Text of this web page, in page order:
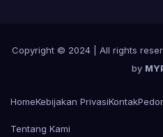
Copyright © 2024 | All rights
by
HomeKebijakan PrivasiKontak
Tentang Kami